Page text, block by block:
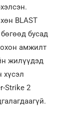
BLAST
бусад
амжилт
жилүүдэд
хүсэл
Strike 2